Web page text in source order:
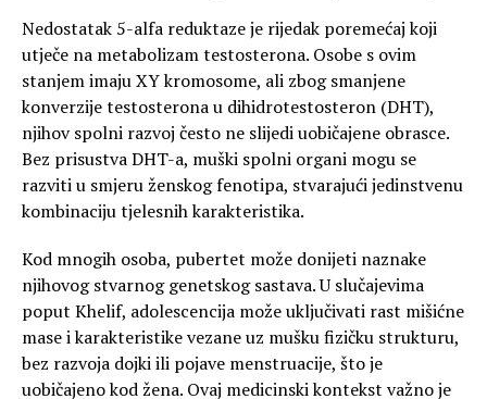
Nedostatak 5-alfa reduktaze je rijedak poremećaj koji
utječe na metabolizam testosterona. Osobe s ovim
stanjem imaju XY kromosome, ali zbog smanjene
konverzije testosterona u dihidrotestosteron (DHT),
njihov spolni razvoj često ne slijedi uobičajene obrasce.
Bez prisustva DHT-a, muški spolni organi mogu se
razviti u smjeru ženskog fenotipa, stvarajući jedinstvenu
kombinaciju tjelesnih karakteristika.
Kod mnogih osoba, pubertet može donijeti naznake
njihovog stvarnog genetskog sastava. U slučajevima
poput Khelif, adolescencija može uključivati rast mišićne
mase i karakteristike vezane uz mušku fizičku strukturu,
bez razvoja dojki ili pojave menstruacije, što je
uobičajeno kod žena. Ovaj medicinski kontekst važno je